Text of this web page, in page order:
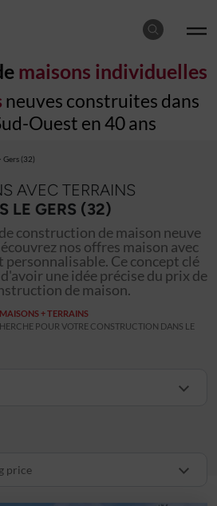
maisons individuelles
neuves construites dans
Ouest en 40 ans
Gers (32)
AVEC TERRAINS
LE GERS (32)
construction de maison neuve
nos offres maison avec
Ce concept clé
une idée précise du prix de
de maison.
+ TERRAINS
POUR VOTRE CONSTRUCTION DANS LE
price